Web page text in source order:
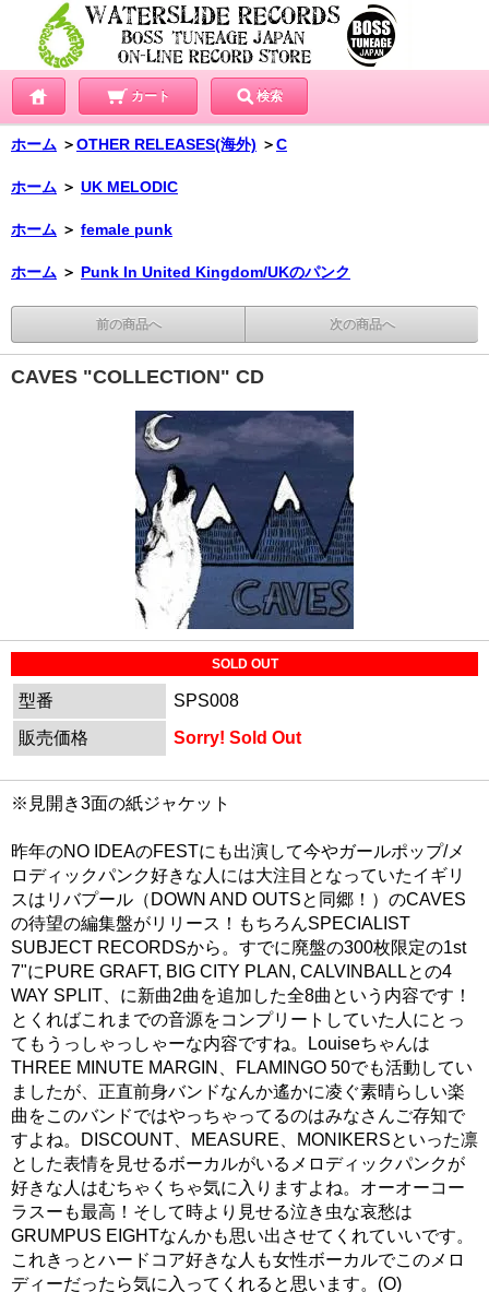
カート 検索
ホーム ＞OTHER RELEASES(海外) ＞C
ホーム ＞ UK MELODIC
ホーム ＞ female punk
ホーム ＞ Punk In United Kingdom/UKのパンク
前の商品へ 次の商品へ
CAVES "COLLECTION" CD
SOLD OUT
型番
SPS008
販売価格
Sorry! Sold Out
※見開き3面の紙ジャケット
昨年のNO IDEAのFESTにも出演して今やガールポップ/メ
ロディックパンク好きな人には大注目となっていたイギリ
スはリバプール（DOWN AND OUTSと同郷！）のCAVES
の待望の編集盤がリリース！もちろんSPECIALIST
SUBJECT RECORDSから。すでに廃盤の300枚限定の1st
7"にPURE GRAFT, BIG CITY PLAN, CALVINBALLとの4
WAY SPLIT、に新曲2曲を追加した全8曲という内容です！
とくればこれまでの音源をコンプリートしていた人にとっ
てもうっしゃっしゃーな内容ですね。Louiseちゃんは
THREE MINUTE MARGIN、FLAMINGO 50でも活動してい
ましたが、正直前身バンドなんか遙かに凌ぐ素晴らしい楽
曲をこのバンドではやっちゃってるのはみなさんご存知で
すよね。DISCOUNT、MEASURE、MONIKERSといった凛
とした表情を見せるボーカルがいるメロディックパンクが
好きな人はむちゃくちゃ気に入りますよね。オーオーコー
ラスーも最高！そして時より見せる泣き虫な哀愁は
GRUMPUS EIGHTなんかも思い出させてくれていいです。
これきっとハードコア好きな人も女性ボーカルでこのメロ
ディーだったら気に入ってくれると思います。(O)